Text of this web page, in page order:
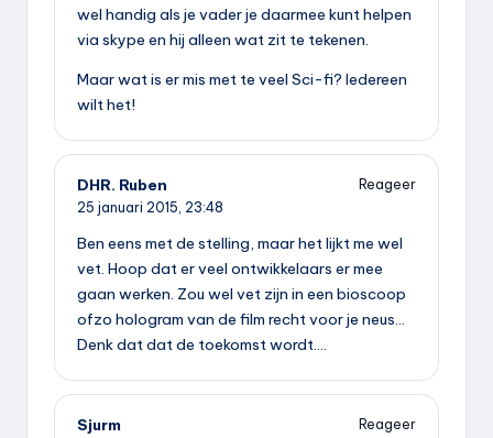
wel handig als je vader je daarmee kunt helpen
via skype en hij alleen wat zit te tekenen.
Maar wat is er mis met te veel Sci-fi? Iedereen
wilt het!
DHR. Ruben
Reageer
25 januari 2015, 23:48
Ben eens met de stelling, maar het lijkt me wel
vet. Hoop dat er veel ontwikkelaars er mee
gaan werken. Zou wel vet zijn in een bioscoop
ofzo hologram van de film recht voor je neus…
Denk dat dat de toekomst wordt….
Sjurm
Reageer